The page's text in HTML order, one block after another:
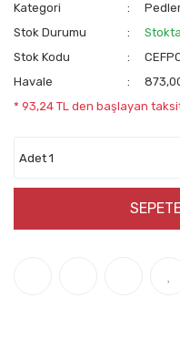
Kategori
Stok Durumu
Stokta
Stok Kodu
Havale
* 93,24 TL den başlayan